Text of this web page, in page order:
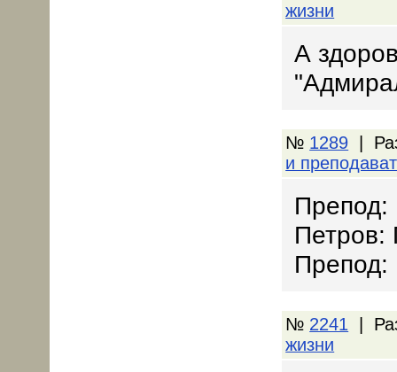
жизни
А
№ 1289 |
и
Препод:
Петров:
Препод:
№ 2241 |
жизни